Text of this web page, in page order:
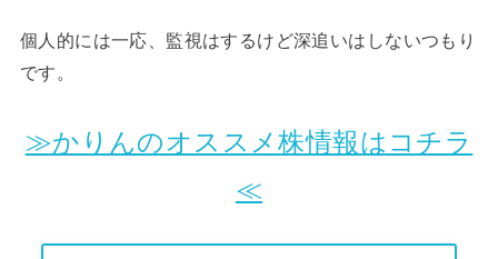
個人的には一応、監視はするけど深追いはしないつもり
です。
≫かりんのオススメ株情報はコチラ
≪